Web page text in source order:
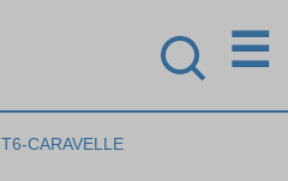
☰
T6-CARAVELLE